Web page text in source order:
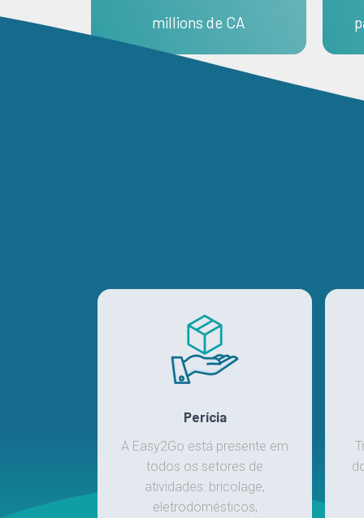
millions de CA
Perícia
A Easy2Go está presente em
todos os setores de
atividades: bricolage,
eletrodomésticos,